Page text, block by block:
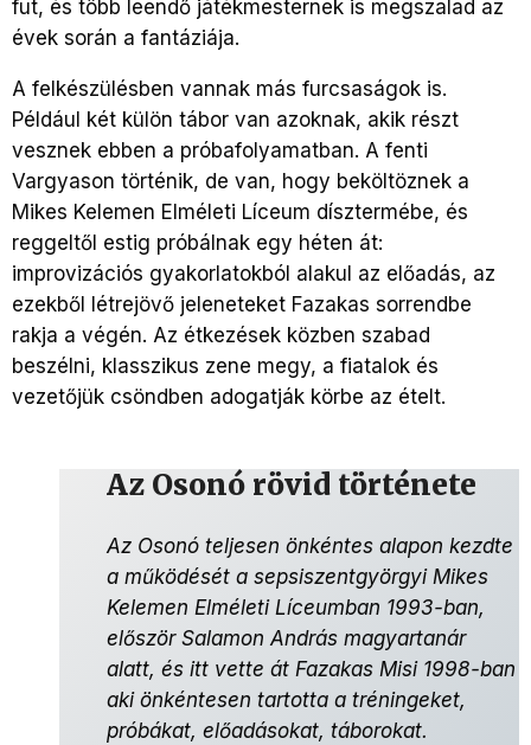
fut, és több leendő játékmesternek is megszalad az
évek során a fantáziája.
A felkészülésben vannak más furcsaságok is.
Például két külön tábor van azoknak, akik részt
vesznek ebben a próbafolyamatban. A fenti
Vargyason történik, de van, hogy beköltöznek a
Mikes Kelemen Elméleti Líceum dísztermébe, és
reggeltől estig próbálnak egy héten át:
improvizációs gyakorlatokból alakul az előadás, az
ezekből létrejövő jeleneteket Fazakas sorrendbe
rakja a végén. Az étkezések közben szabad
beszélni, klasszikus zene megy, a fiatalok és
vezetőjük csöndben adogatják körbe az ételt.
Az Osonó rövid története
Az Osonó teljesen önkéntes alapon kezdte
a működését a sepsiszentgyörgyi Mikes
Kelemen Elméleti Líceumban 1993-ban,
először Salamon András magyartanár
alatt, és itt vette át Fazakas Misi 1998-ban
aki önkéntesen tartotta a tréningeket,
próbákat, előadásokat, táborokat.